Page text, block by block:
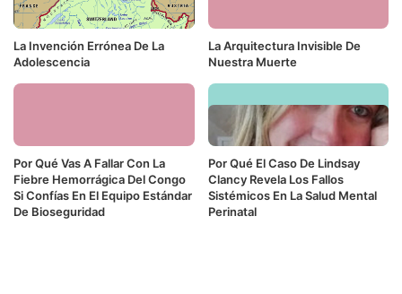
La Invención Errónea De La
Adolescencia
La Arquitectura Invisible De
Nuestra Muerte
Por Qué Vas A Fallar Con La
Fiebre Hemorrágica Del Congo
Si Confías En El Equipo Estándar
De Bioseguridad
Por Qué El Caso De Lindsay
Clancy Revela Los Fallos
Sistémicos En La Salud Mental
Perinatal